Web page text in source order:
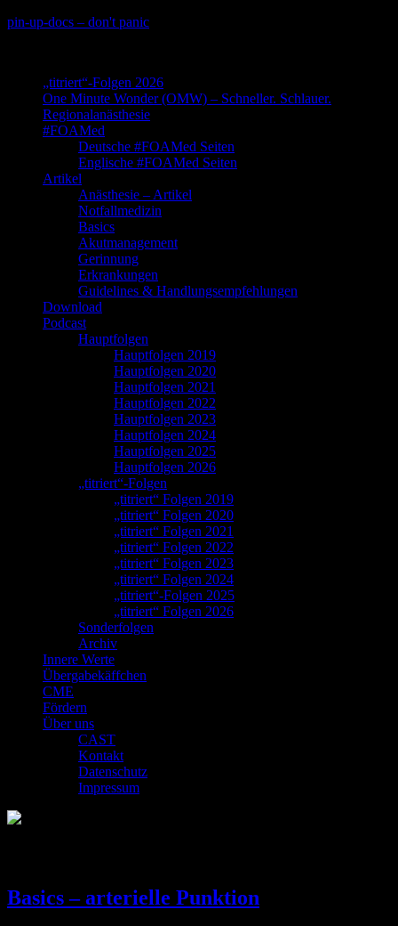
Skip
pin-up-docs – don't panic
„titriert“-Folgen 2026
One Minute Wonder (OMW) – Schneller. Schlauer.
Regionalanästhesie
#FOAMed
Deutsche #FOAMed Seiten
Englische #FOAMed Seiten
Artikel
Anästhesie – Artikel
Notfallmedizin
Basics
Akutmanagement
Gerinnung
Erkrankungen
Guidelines & Handlungsempfehlungen
Download
Podcast
Hauptfolgen
Hauptfolgen 2019
Hauptfolgen 2020
Hauptfolgen 2021
Hauptfolgen 2022
Hauptfolgen 2023
Hauptfolgen 2024
Hauptfolgen 2025
Hauptfolgen 2026
„titriert“-Folgen
„titriert“ Folgen 2019
„titriert“ Folgen 2020
„titriert“ Folgen 2021
„titriert“ Folgen 2022
„titriert“ Folgen 2023
„titriert“ Folgen 2024
„titriert“-Folgen 2025
„titriert“ Folgen 2026
Sonderfolgen
Archiv
Innere Werte
Übergabekäffchen
CME
Fördern
Über uns
CAST
Kontakt
Datenschutz
Impressum
Basics – arterielle Punktion